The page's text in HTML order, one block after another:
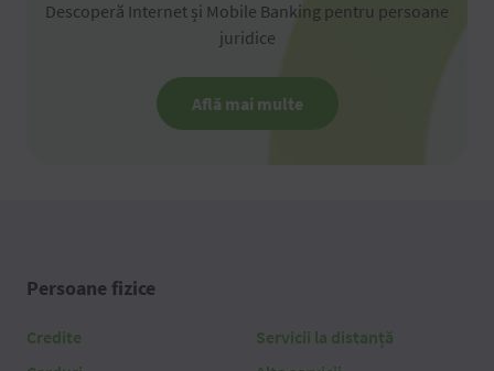
Descoperă Internet și Mobile Banking pentru persoane
juridice
Află mai multe
Persoane fizice
Credite
Servicii la distanță